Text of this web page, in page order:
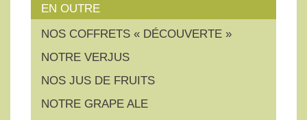
EN OUTRE
NOS COFFRETS « DÉCOUVERTE »
NOTRE VERJUS
NOS JUS DE FRUITS
NOTRE GRAPE ALE